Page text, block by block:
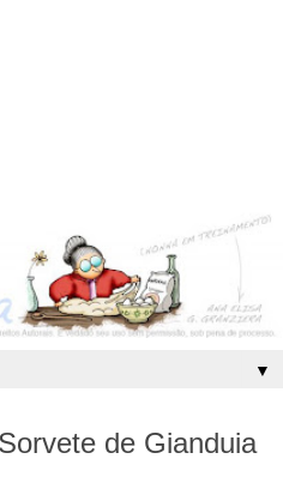
▼
de Gianduia